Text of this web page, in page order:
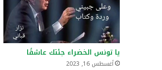
يا تونس الخضراء جئتك عاشقًا
أغسطس 16, 2023